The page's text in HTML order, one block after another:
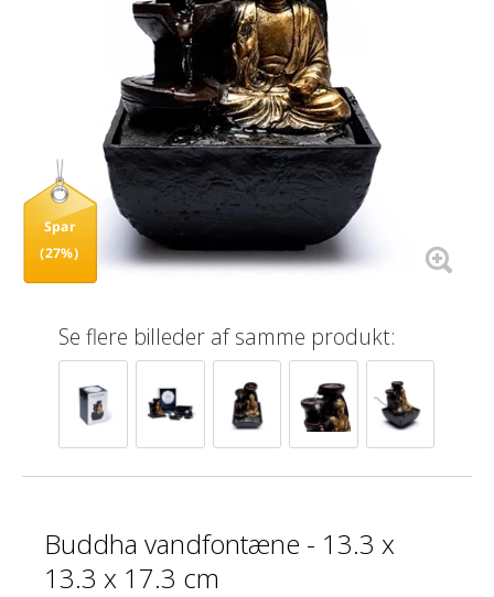
Spar
(27%)
Se flere billeder af samme produkt:
Buddha vandfontæne - 13.3 x
13.3 x 17.3 cm